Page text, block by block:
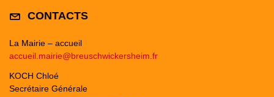
CONTACTS
La Mairie – accueil
accueil.mairie@breuschwickersheim.fr
KOCH Chloé
Secrétaire Générale